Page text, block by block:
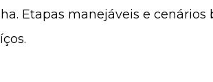
Etapas manejáveis e